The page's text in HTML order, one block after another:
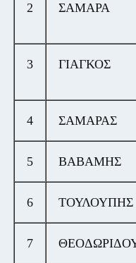
2 ΣΑΜΑΡΑ
3 ΓΙΑΓΚΟΣ
4 ΣΑΜΑΡΑΣ
5 ΒΑΒΑΜΗΣ
6 ΤΟΥΛΟΥΠΗΣ
7